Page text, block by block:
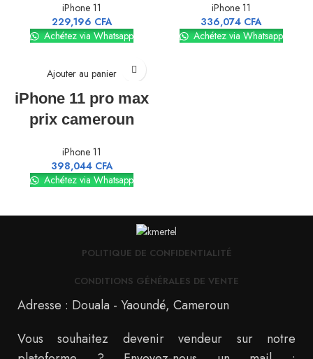
iPhone 11
229,196 CFA
Achétez via Whatsapp
iPhone 11
336,074 CFA
Achétez via Whatsapp
Ajouter au panier
iPhone 11 pro max
prix cameroun
iPhone 11
398,044 CFA
Achétez via Whatsapp
POLITIQUE DE CONFIDENTIALITÉ
CONDITIONS GÉNÉRALES DE VENTE
Adresse : Douala - Yaoundé, Cameroun
Vous souhaitez devenir vendeur sur notre